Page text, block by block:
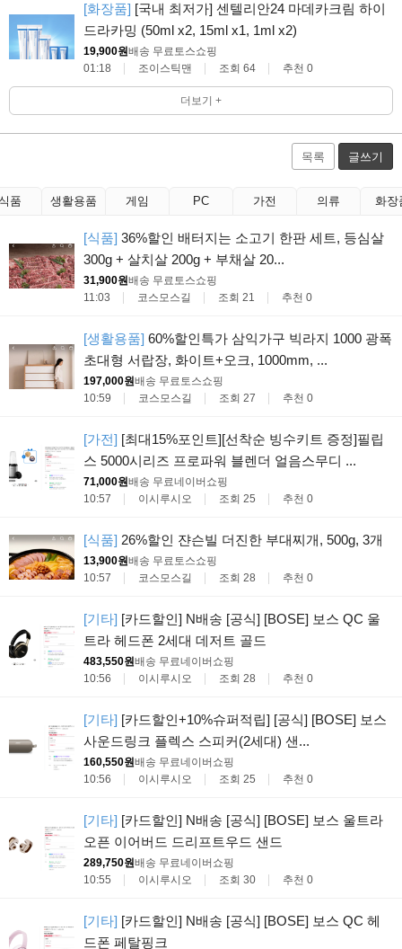
[화장품] [국내 최저가] 센텔리안24 마데카크림 하이
드라카밍 (50ml x2, 15ml x1, 1ml x2)
19,900원배송 무료토스쇼핑
01:18
조이스틱맨 조회 64 추천 0
더보기 +
목록 글쓰기
품 생활용품 게임 PC 가전 의류 화장
[식품] 36%할인 배터지는 소고기 한판 세트, 등심살
300g + 살치살 200g + 부채살 20...
31,900원배송 무료토스쇼핑
11:03
코스모스길 조회 21 추천 0
[생활용품] 60%할인특가 삼익가구 빅라지 1000 광폭
초대형 서랍장, 화이트+오크, 1000mm, ...
197,000원배송 무료토스쇼핑
10:59
코스모스길 조회 27 추천 0
[가전] [최대15%포인트][선착순 빙수키트 증정]필립
스 5000시리즈 프로파워 블렌더 얼음스무디 ...
71,000원배송 무료네이버쇼핑
10:57
이시루시오 조회 25 추천 0
[식품] 26%할인 쟌슨빌 더진한 부대찌개, 500g, 3개
13,900원배송 무료토스쇼핑
10:57
코스모스길 조회 28 추천 0
[기타] [카드할인] N배송 [공식] [BOSE] 보스 QC 울
트라 헤드폰 2세대 데저트 골드
483,550원배송 무료네이버쇼핑
10:56
이시루시오 조회 28 추천 0
[기타] [카드할인+10%슈퍼적립] [공식] [BOSE] 보스
사운드링크 플렉스 스피커(2세대) 샌...
160,550원배송 무료네이버쇼핑
10:56
이시루시오 조회 25 추천 0
[기타] [카드할인] N배송 [공식] [BOSE] 보스 울트라
오픈 이어버드 드리프트우드 샌드
289,750원배송 무료네이버쇼핑
10:55
이시루시오 조회 30 추천 0
[기타] [카드할인] N배송 [공식] [BOSE] 보스 QC 헤
드폰 페탈핑크